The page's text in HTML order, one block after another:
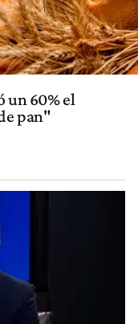
un 60% el
pan"